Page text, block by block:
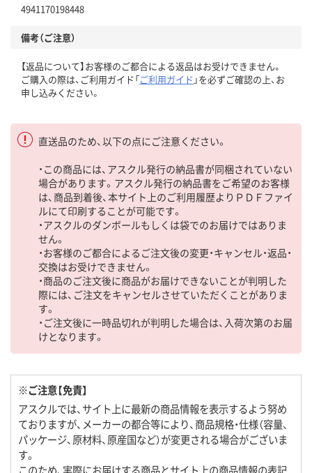
4941170198448
備考（ご注意）
【返品について】お客様のご都合による返品はお受けできません。
ご購入の際は、ご利用ガイド「ご利用ガイド 」を必ずご確認の上、お
申し込みください。
直送品のため、以下の点にご注意ください。
・この商品には、アスクル発行の納品書が同梱されていない
場合があります。アスクル発行の納品書をご希望のお客様
は、商品到着後、本サイト上のご利用履歴よりＰＤＦファイ
ルにて印刷することが可能です。
・アスクルのダンボールもしくは袋でのお届けではありま
せん。
・お客様のご都合によるご注文後の変更・キャンセル・返品・
交換はお受けできません。
・商品のご注文後に商品がお届けできないことが判明した
際には、ご注文をキャンセルさせていただくことがありま
す。
・ご注文後に一時品切れが判明した場合は、入荷次第のお届
けとなります。
※ご注意【免責】
アスクルでは、サイト上に最新の商品情報を表示するよう努め
ておりますが、メーカーの都合等により、商品規格・仕様（容量、
パッケージ、原材料、原産国など）が変更される場合がございま
す。
このため、実際にお届けする商品とサイト上の商品情報の表記